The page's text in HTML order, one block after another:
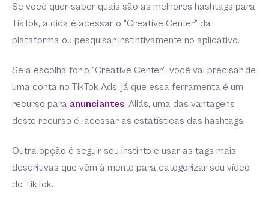
Se você quer saber quais são as melhores hashtags para
TikTok, a dica é acessar o “Creative Center” da
plataforma ou pesquisar instintivamente no aplicativo.
Se a escolha for o “Creative Center”, você vai precisar de
uma conta no TikTok Ads, já que essa ferramenta é um
recurso para anunciantes. Aliás, uma das vantagens
deste recurso é acessar as estatísticas das hashtags.
Outra opção é seguir seu instinto e usar as tags mais
descritivas que vêm à mente para categorizar seu vídeo
do TikTok.